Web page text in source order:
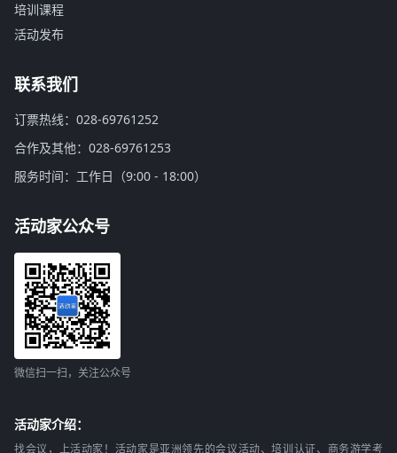
培训课程
活动发布
联系我们
订票热线：028-69761252
合作及其他：028-69761253
服务时间：工作日（9:00 - 18:00）
活动家公众号
微信扫一扫，关注公众号
活动家介绍：
找会议，上活动家！活动家是亚洲领先的会议活动、培训认证、商务游学考